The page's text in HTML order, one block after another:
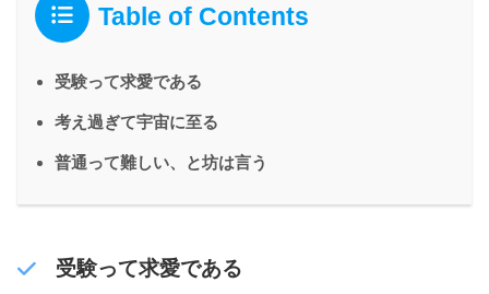
Table of Contents
受験って求愛である
考え過ぎて宇宙に至る
普通って難しい、と坊は言う
受験って求愛である